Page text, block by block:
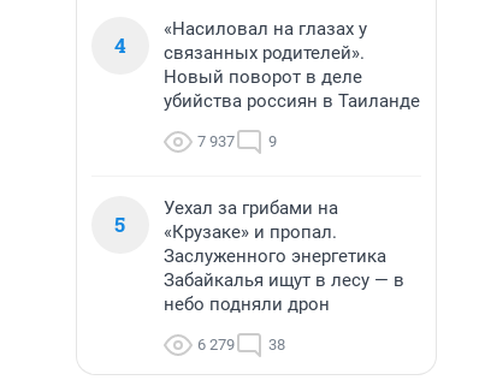
4
«Насиловал на глазах у
связанных родителей».
Новый поворот в деле
убийства россиян в Таиланде
7 937 9
5
Уехал за грибами на
«Крузаке» и пропал.
Заслуженного энергетика
Забайкалья ищут в лесу — в
небо подняли дрон
6 279 38